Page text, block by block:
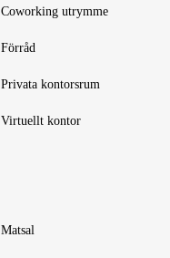
Coworking utrymme
Förråd
Privata kontorsrum
Virtuellt kontor
Matsal